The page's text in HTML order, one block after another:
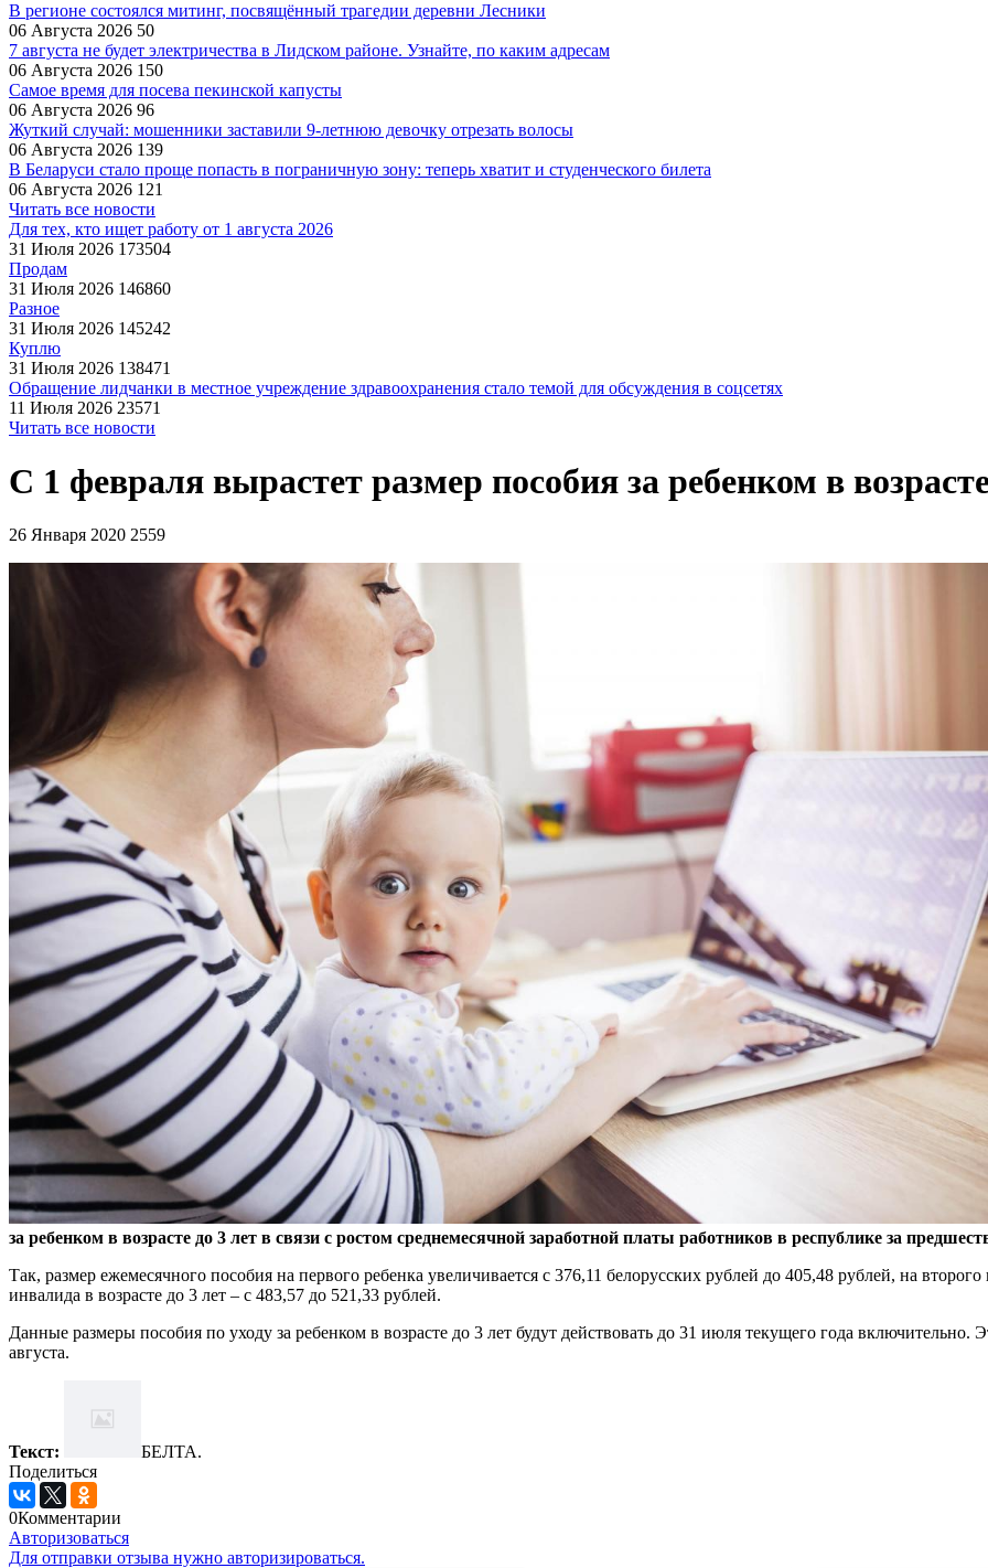
В регионе состоялся митинг, посвящённый трагедии деревни Лесники
06 Августа 2026 50
7 августа не будет электричества в Лидском районе. Узнайте, по каким адресам
06 Августа 2026 150
Самое время для посева пекинской капусты
06 Августа 2026 96
Жуткий случай: мошенники заставили 9‑летнюю девочку отрезать волосы
06 Августа 2026 139
В Беларуси стало проще попасть в пограничную зону: теперь хватит и студенческого билета
06 Августа 2026 121
Читать все новости
Для тех, кто ищет работу от 1 августа 2026
31 Июля 2026 173504
Продам
31 Июля 2026 146860
Разное
31 Июля 2026 145242
Куплю
31 Июля 2026 138471
Обращение лидчанки в местное учреждение здравоохранения стало темой для обсуждения в соцсетях
11 Июля 2026 23571
Читать все новости
С 1 февраля вырастет размер пособия за ребенком в
26 Января 2020 2559
за ребенком в возрасте до 3 лет в связи с ростом среднемесячной заработной платы работников в республике за
Так, размер ежемесячного пособия на первого ребенка увеличивается с 376,11 белорусских рублей до 405,48 рублей, на
инвалида в возрасте до 3 лет – с 483,57 до 521,33 рублей.
Данные размеры пособия по уходу за ребенком в возрасте до 3 лет будут действовать до 31 июля текущего года
августа.
Текст:
БЕЛТА.
Поделиться
0Комментарии
Авторизоваться
Для отправки отзыва нужно авторизироваться.